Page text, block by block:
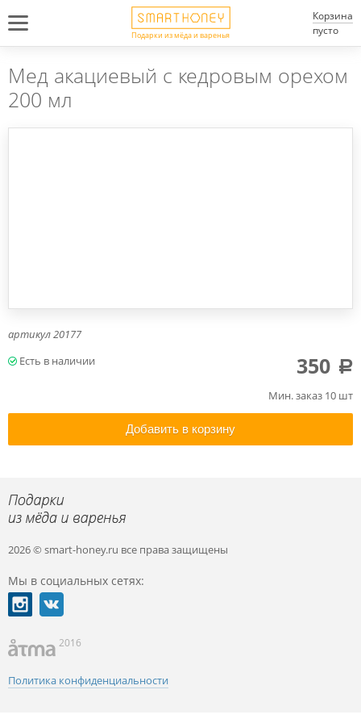
Подарки из мёда и варенья
Корзина
пусто
Мед акациевый с кедровым орехом
200 мл
артикул20177
Мин. заказ 10 шт
350 a
Добавить в корзину
2026 © smart-honey.ru все права защищены
Мы в социальных сетях:
2016
Политика конфиденциальности